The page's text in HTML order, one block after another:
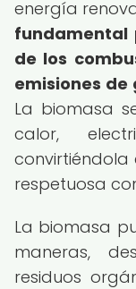
energía
fundamental
de los
emisiones
La biomasa
calor,
convirtiéndola
respetuosa
La biomasa
maneras,
residuos